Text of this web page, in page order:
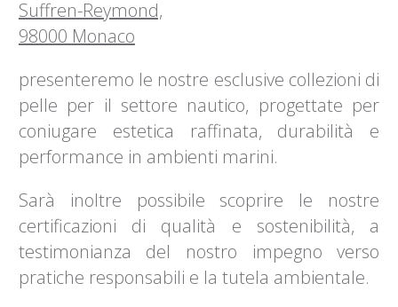
Suffren-Reymond,
98000 Monaco
presenteremo le nostre esclusive collezioni di
pelle per il settore nautico, progettate per
coniugare estetica raffinata, durabilità e
performance in ambienti marini.
Sarà inoltre possibile scoprire le nostre
certificazioni di qualità e sostenibilità, a
testimonianza del nostro impegno verso
pratiche responsabili e la tutela ambientale.